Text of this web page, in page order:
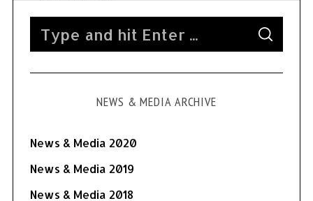
f
o
S
A
C
NEWS & MEDIA ARCHIVE
News & Media 2020
News & Media 2019
News & Media 2018